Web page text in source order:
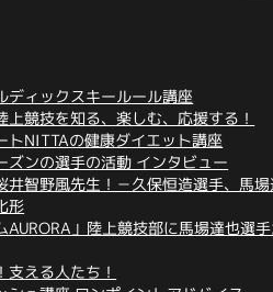
ディックスキールール講座
上競技を知る、楽しむ、応援する！
トNITTAの健康ダイエット講座
ズンの選手の活動 インタビュー
井智野風先生！－久保恒造選手、馬場
形
AURORA」陸上競技部に馬場達也選
支える人たち！